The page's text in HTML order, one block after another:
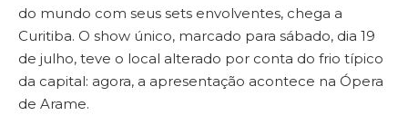
do mundo com seus sets envolventes, chega a
Curitiba. O show único, marcado para sábado, dia 19
de julho, teve o local alterado por conta do frio típico
da capital: agora, a apresentação acontece na Ópera
de Arame.